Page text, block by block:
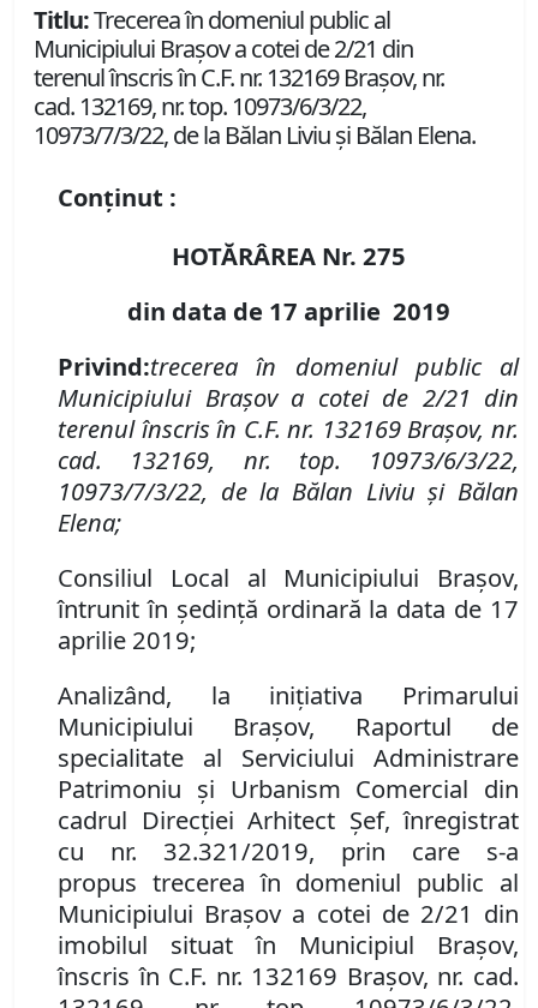
Titlu:Trecerea în domeniul public al
Municipiului Braşov a cotei de 2/21 din
terenul înscris în C.F. nr. 132169 Braşov, nr.
cad. 132169, nr. top. 10973/6/3/22,
10973/7/3/22, de la Bălan Liviu şi Bălan Elena.
Conținut :
HOTĂRÂREA Nr. 275
din data de 17 aprilie 2019
Privind:trecerea în domeniul public al
Municipiului Braşov a cotei de 2/21 din
terenul înscris în C.F. nr. 132169 Braşov, nr.
cad. 132169, nr. top. 10973/6/3/22,
10973/7/3/22, de la Bălan Liviu şi Bălan
Elena;
Consiliul Local al Municipiului Braşov,
întrunit în şedinţă ordinară la data de 17
aprilie 2019;
Analizând, la iniţiativa Primarului
Municipiului Braşov, Raportul de
specialitate al Serviciului Administrare
Patrimoniu şi Urbanism Comercial din
cadrul Direcţiei Arhitect Şef, înregistrat
cu nr. 32.321/2019, prin care s-a
propus trecerea în domeniul public al
Municipiului Braşov a cotei de 2/21 din
imobilul situat în Municipiul Braşov,
înscris în C.F. nr. 132169 Braşov, nr. cad.